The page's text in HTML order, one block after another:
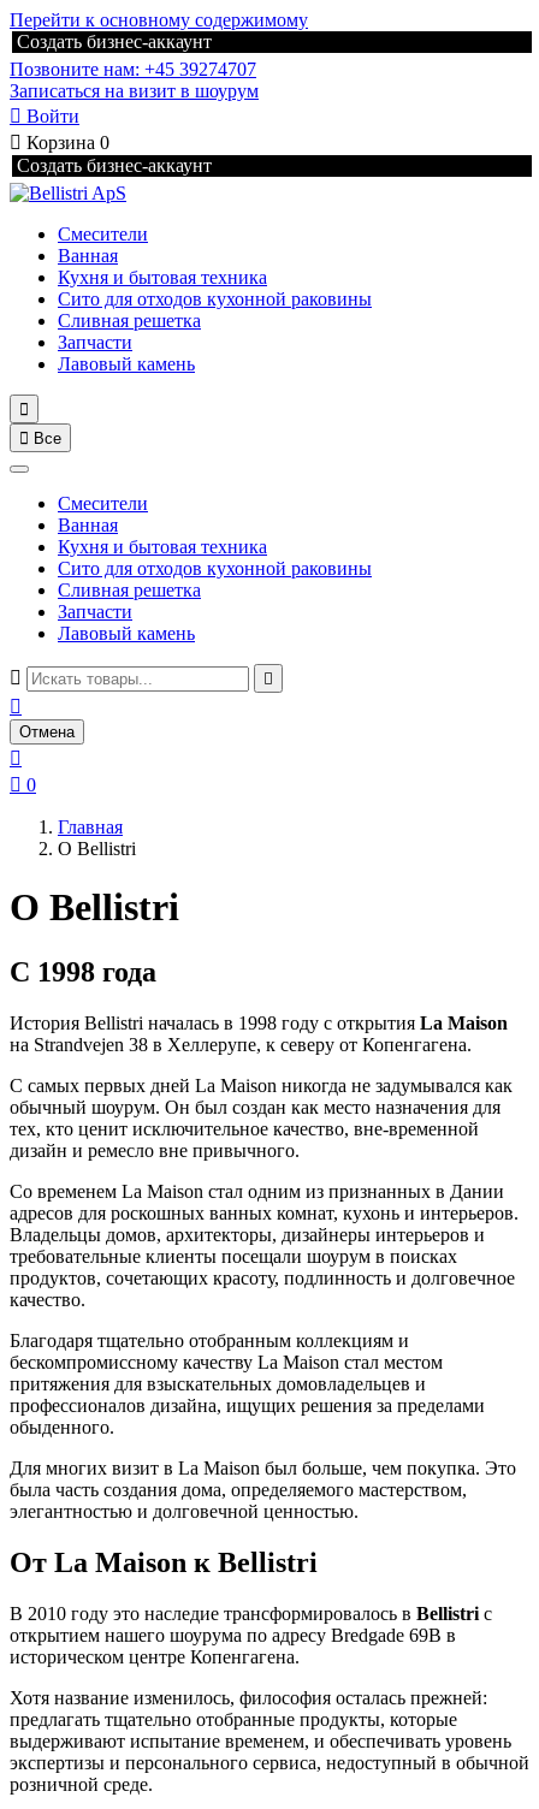
Перейти к основному содержимому
Создать бизнес-аккаунт
Позвоните нам: +45 39274707
Записаться на визит в шоурум
 Войти
 Корзина 0
Создать бизнес-аккаунт
Смесители
Ванная
Кухня и бытовая техника
Сито для отходов кухонной раковины
Сливная решетка
Запчасти
Лавовый камень

 Все
Смесители
Ванная
Кухня и бытовая техника
Сито для отходов кухонной раковины
Сливная решетка
Запчасти
Лавовый камень
 

Отмена

 0
Главная
О Bellistri
О Bellistri
С 1998 года
История Bellistri началась в 1998 году с открытия La Maison
на Strandvejen 38 в Хеллерупе, к северу от Копенгагена.
С самых первых дней La Maison никогда не задумывался как
обычный шоурум. Он был создан как место назначения для
тех, кто ценит исключительное качество, вне-временной
дизайн и ремесло вне привычного.
Со временем La Maison стал одним из признанных в Дании
адресов для роскошных ванных комнат, кухонь и интерьеров.
Владельцы домов, архитекторы, дизайнеры интерьеров и
требовательные клиенты посещали шоурум в поисках
продуктов, сочетающих красоту, подлинность и долговечное
качество.
Благодаря тщательно отобранным коллекциям и
бескомпромиссному качеству La Maison стал местом
притяжения для взыскательных домовладельцев и
профессионалов дизайна, ищущих решения за пределами
обыденного.
Для многих визит в La Maison был больше, чем покупка. Это
была часть создания дома, определяемого мастерством,
элегантностью и долговечной ценностью.
От La Maison к Bellistri
В 2010 году это наследие трансформировалось в Bellistri с
открытием нашего шоурума по адресу Bredgade 69B в
историческом центре Копенгагена.
Хотя название изменилось, философия осталась прежней:
предлагать тщательно отобранные продукты, которые
выдерживают испытание временем, и обеспечивать уровень
экспертизы и персонального сервиса, недоступный в обычной
розничной среде.